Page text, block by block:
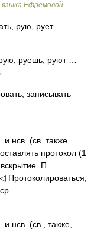
языка Ефремовой
рую, рует …
руешь, руют …
записывать
нсв. (св. также
протокол (1
П.
Протоколироваться,
…
нсв. (св., также,